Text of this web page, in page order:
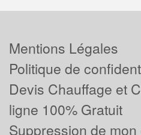
Mentions Légales
Politique de
Devis Chauffage et
ligne 100% Gratuit
Suppression de